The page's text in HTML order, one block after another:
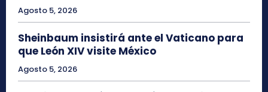
Agosto 5, 2026
Sheinbaum insistirá ante el Vaticano para
que León XIV visite México
Agosto 5, 2026